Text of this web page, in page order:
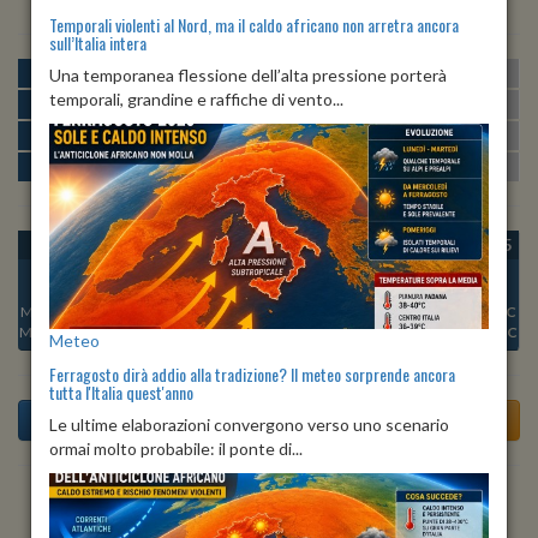
MATTINA min:22º max:32º U:
POMERIGGIO min:32º max:36º
SERA min:26º max:34º U:75% 84%
NOTTE min: 22º max:25º U:87%
OGGI
Min:
24°C
Max:26°C
LUN 10
Min:
Max:26°C
MAR 11
Min:22°C
Max:25°C
MER 12
Min:
22°C
Max:25°C
GIO 13
Max:25°C
VEN 14
Min:23°C
Max:25°C
SAB 15
23°C
Max:25°C
Previsioni del Tempo a Angri tra 3 giorni
Temporali violenti al Nord, ma il caldo africano non arretra ancora
sull’Italia intera
Una temporanea flessione dell’alta pressione porterà
temporali, grandine e raffiche di vento...
Meteo
Ferragosto dirà addio alla tradizione? Il meteo sorprende ancora
tutta l'Italia quest'anno
Le ultime elaborazioni convergono verso uno scenario
ormai molto probabile: il ponte di...